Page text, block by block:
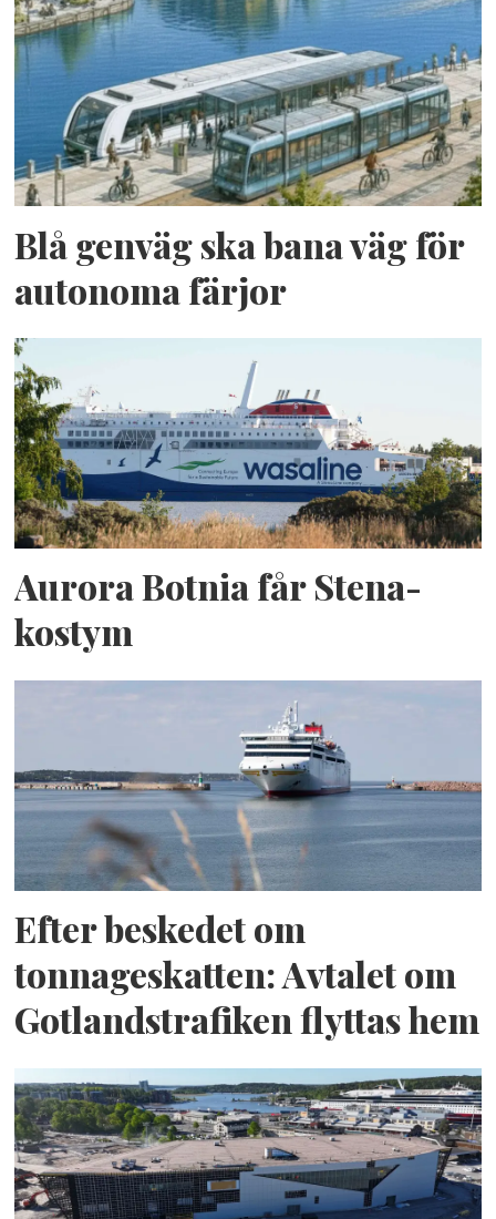
Blå genväg ska bana väg för
autonoma färjor
Aurora Botnia får Stena-
kostym
Efter beskedet om
tonnageskatten: Avtalet om
Gotlandstrafiken flyttas hem